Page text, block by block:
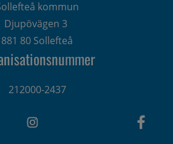
kommun
Djupövägen 3
881 80 Sollefteå
212000-2437